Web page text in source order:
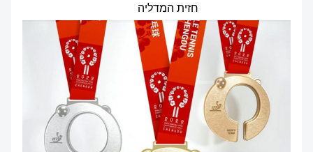
חזית המדליה